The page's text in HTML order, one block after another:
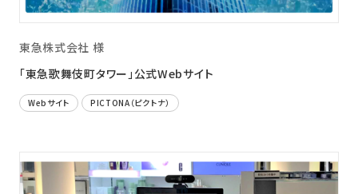
東急株式会社 様
「東急歌舞伎町タワー」公式Webサイト
Webサイト PICTONA（ピクトナ）